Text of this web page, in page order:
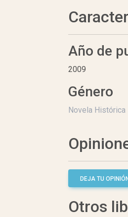
Año de
2009
Género
Novela Histórica
DEJA TU OPINIÓN
Otros